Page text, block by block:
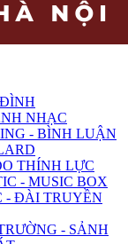
NHẠC
- BÌNH LUẬN
THÍNH LỰC
- MUSIC BOX
- ĐÀI TRUYỀN
- SẢNH